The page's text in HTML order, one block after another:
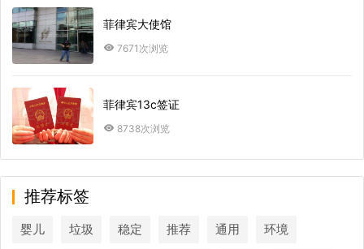
菲律宾大使馆
7671次浏览
菲律宾13c签证
8738次浏览
推荐标签
婴儿 垃圾 稳定 推荐 通用 环境